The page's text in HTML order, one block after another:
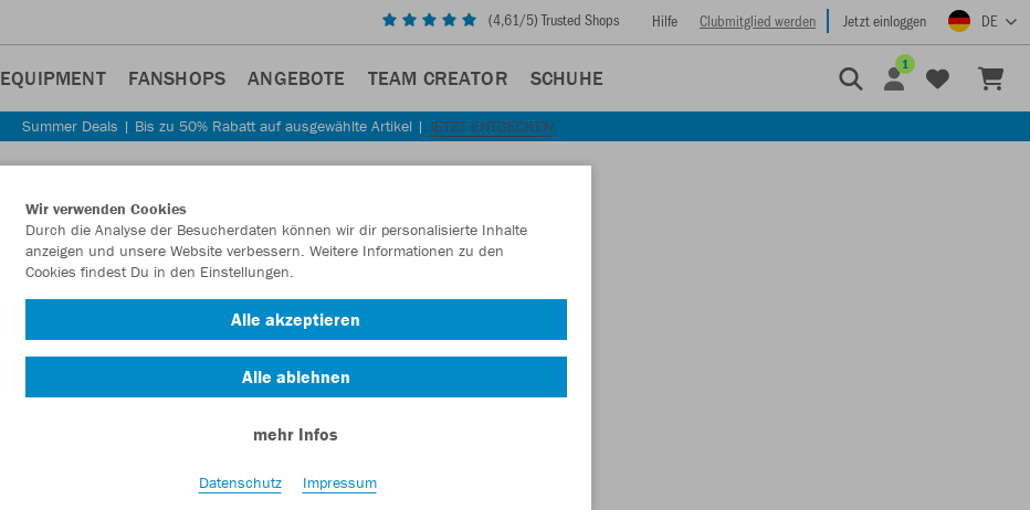
(4,61/5) Trusted Shops Hilfe Clubmitglied werden Jetzt einloggen DE
EQUIPMENT FANSHOPS ANGEBOTE TEAM CREATOR SCHUHE
1
Summer Deals | Bis zu 50% Rabatt auf ausgewählte Artikel | JETZT ENTDECKEN
Wir verwenden Cookies
Durch die Analyse der Besucherdaten können wir dir personalisierte Inhalte
anzeigen und unsere Website verbessern. Weitere Informationen zu den
Cookies findest Du in den Einstellungen.
Alle akzeptieren
Alle ablehnen
mehr Infos
Datenschutz Impressum